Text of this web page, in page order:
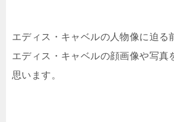
エディス・キャベルの人物像に迫る
エディス・キャベルの顔画像や写真
思います。